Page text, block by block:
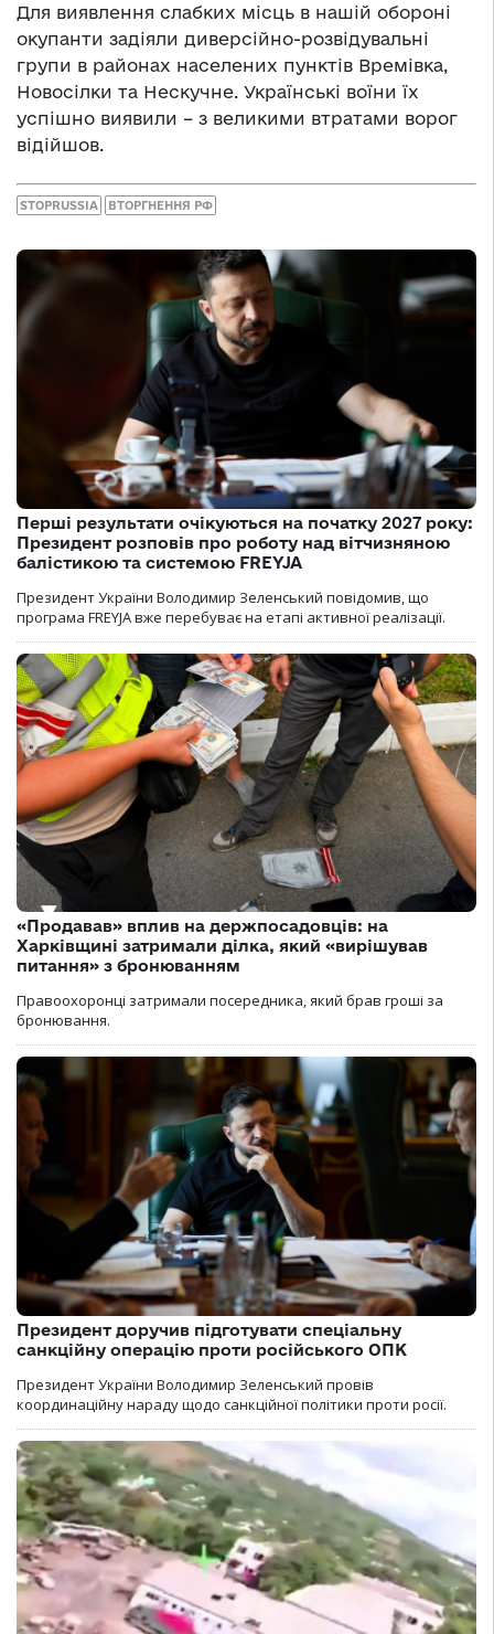
Для виявлення слабких місць в нашій обороні
окупанти задіяли диверсійно-розвідувальні
групи в районах населених пунктів Времівка,
Новосілки та Нескучне. Українські воїни їх
успішно виявили – з великими втратами ворог
відійшов.
STOPRUSSIA ВТОРГНЕННЯ РФ
Перші результати очікуються на початку 2027 року:
Президент розповів про роботу над вітчизняною
балістикою та системою FREYJA
Президент України Володимир Зеленський повідомив, що
програма FREYJA вже перебуває на етапі активної реалізації.
«Продавав» вплив на держпосадовців: на
Харківщині затримали ділка, який «вирішував
питання» з бронюванням
Правоохоронці затримали посередника, який брав гроші за
бронювання.
Президент доручив підготувати спеціальну
санкційну операцію проти російського ОПК
Президент України Володимир Зеленський провів
координаційну нараду щодо санкційної політики проти росії.